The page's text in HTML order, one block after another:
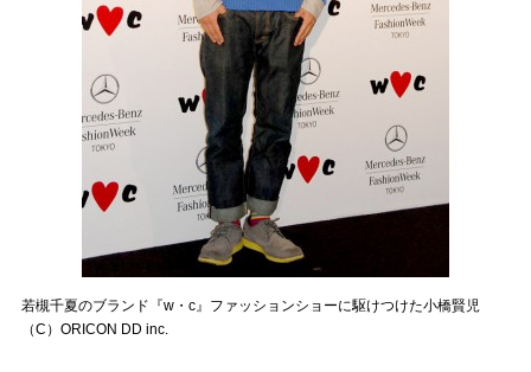
若槻千夏のブランド『w・c』ファッションショーに駆けつけた小橋賢児
（C）ORICON DD inc.